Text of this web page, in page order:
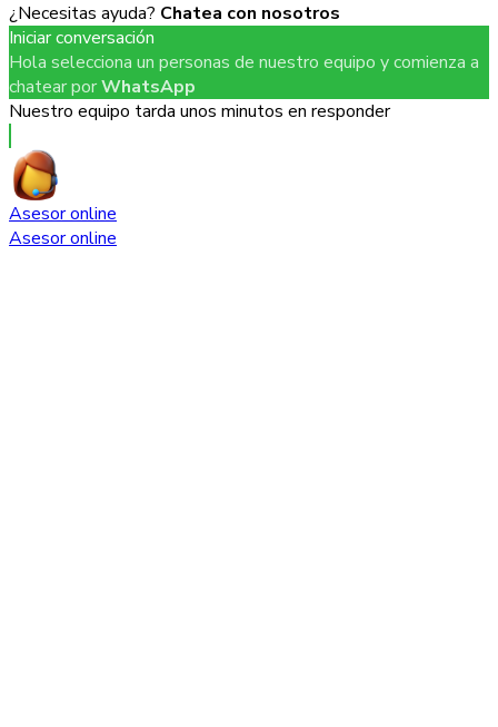
¿Necesitas ayuda? Chatea con nosotros
Iniciar conversación
Hola selecciona un personas de nuestro equipo y comienza a
chatear porWhatsApp
Nuestro equipo tarda unos minutos en responder
Asesor online
Asesor online